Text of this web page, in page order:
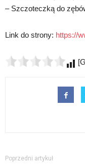
– Szczoteczką do
Link do strony: https://
Poprzedni artykuł